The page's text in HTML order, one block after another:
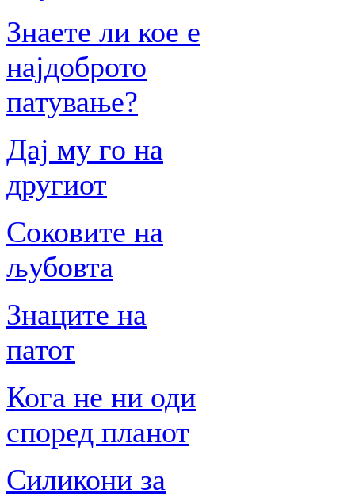
Знаете ли кое е
најдоброто
патување?
Дај му го на
другиот
Соковите на
љубовта
Знаците на
патот
Кога не ни оди
според планот
Силикони за